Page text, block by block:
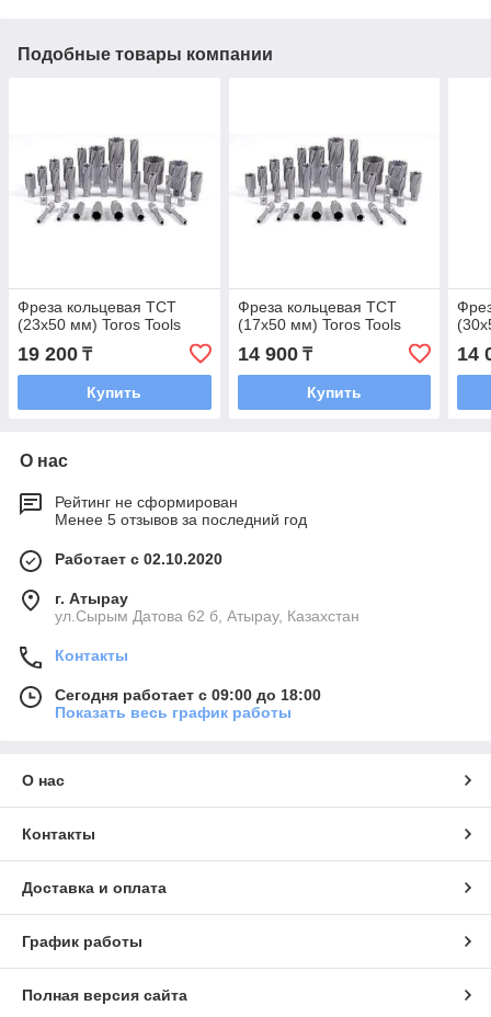
Подобные товары компании
Фреза кольцевая TCT
(23x50 мм) Toros Tools
19 200 ₸
Купить
Фреза кольцевая TCT
(17x50 мм) Toros Tools
14 900₸
Купить
14
О нас
Рейтинг не сформирован
Менее 5 отзывов за последний год
Работает с 02.10.2020
г. Атырау
ул.Сырым Датова 62 б, Атырау, Казахстан
Контакты
Сегодня работает с 09:00 до 18:00
Показать весь график работы
О нас
Контакты
Доставка и оплата
График работы
Полная версия сайта